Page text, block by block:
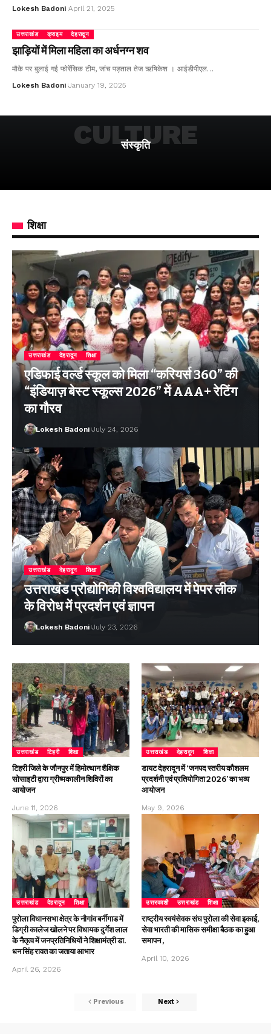
Lokesh Badoni April 21, 2025
उत्तराखंड क्राइम देहरादून
झाड़ियों में मिला महिला का अर्धनग्न शव
मौके पर बुलाई गई फोरेंसिक टीम, जांच पड़ताल तेज ऋषिकेश । आईडीपीएल…
Lokesh Badoni January 19, 2025
संस्कृति
CULTURE
शिक्षा
उत्तराखंड देहरादून शिक्षा
एडिफाई वर्ल्ड स्कूल को मिला “करियर्स 360” की
“इंडियाज़ बेस्ट स्कूल्स 2026” में AAA+ रेटिंग
का गौरव
Lokesh Badoni July 24, 2026
उत्तराखंड देहरादून शिक्षा
उत्तराखंड प्रौद्योगिकी विश्वविद्यालय में पेपर लीक
के विरोध में प्रदर्शन एवं ज्ञापन
Lokesh Badoni July 23, 2026
उत्तराखंड टिहरी शिक्षा
टिहरी जिले के जौनपुर में हिमोत्थान शैक्षिक
सोसाइटी द्वारा ग्रीष्मकालीन शिविरों का
आयोजन
June 11, 2026
उत्तराखंड देहरादून शिक्षा
डायट देहरादून में ‘जनपद स्तरीय कौशलम
प्रदर्शनी एवं प्रतियोगिता 2026’ का भव्य
आयोजन
May 9, 2026
उत्तराखंड देहरादून शिक्षा
पुरोला विधानसभा क्षेत्र के नौगांव बर्नीगाड में
डिग्री कालेज खोलने पर विधायक दुर्गेश लाल
के नैतृत्व में जनप्रतिनिधियों ने शिक्षामंत्री डा.
धन सिंह रावत का जताया आभार
April 26, 2026
उत्तरकाशी उत्तराखंड शिक्षा
राष्ट्रीय स्वयंसेवक संघ पुरोला की सेवा इकाई,
सेवा भारती की मासिक समीक्षा बैठक का हुआ
समापन ,
April 10, 2026
Previous Next